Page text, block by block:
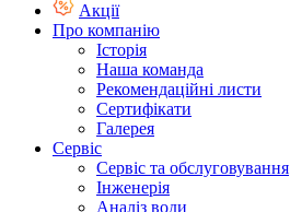
Акції
Про компанію
Історія
Наша команда
Рекомендаційні листи
Сертифікати
Галерея
Сервіс
Сервіс та обслуговування
Інженерія
Аналіз води